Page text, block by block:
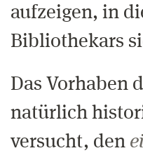
aufzeigen, in
Bibliothekars
Das Vorhaben
natürlich
versucht, den